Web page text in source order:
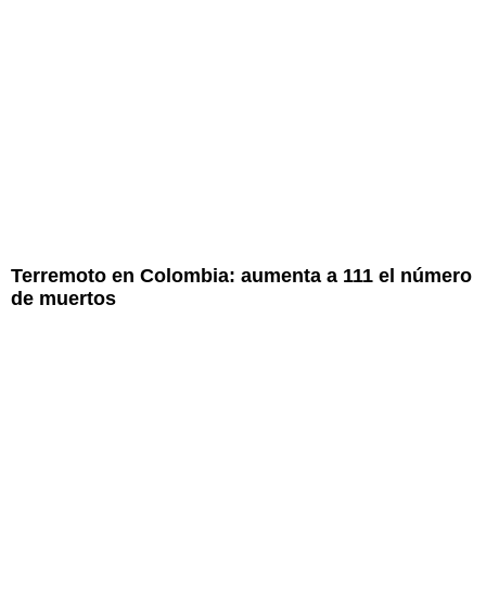
Terremoto en Colombia: aumenta a 111 el número
de muertos